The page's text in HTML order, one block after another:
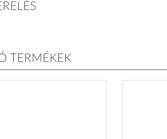
TERMÉKEK